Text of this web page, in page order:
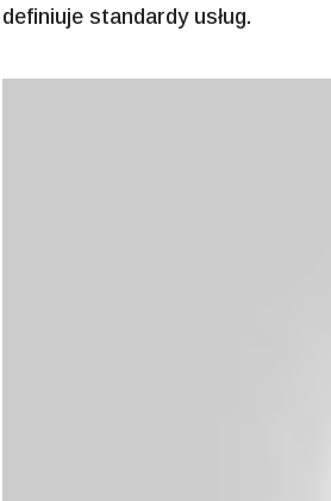
definiuje standardy usług.